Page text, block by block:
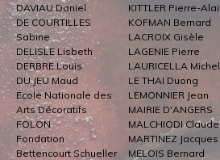
DAVIAU Daniel
DE COURTILLES
Sabine
DELISLE Lisbeth
DERBRE Louis
DU JEU Maud
Ecole Nationale des
Arts Décoratifs
FOLON
Fondation
Bettencourt Schueller
KITTLER Pierre-
KOFMAN Bernard
LACROIX Gisèle
LAGENIE Pierre
LAURICELLA Michel
LE THAI Duong
LEMONNIER Jean
MAIRIE D'ANGERS
MALCHIODI Claude
MARTINEZ Jacques
MELOIS Bernard